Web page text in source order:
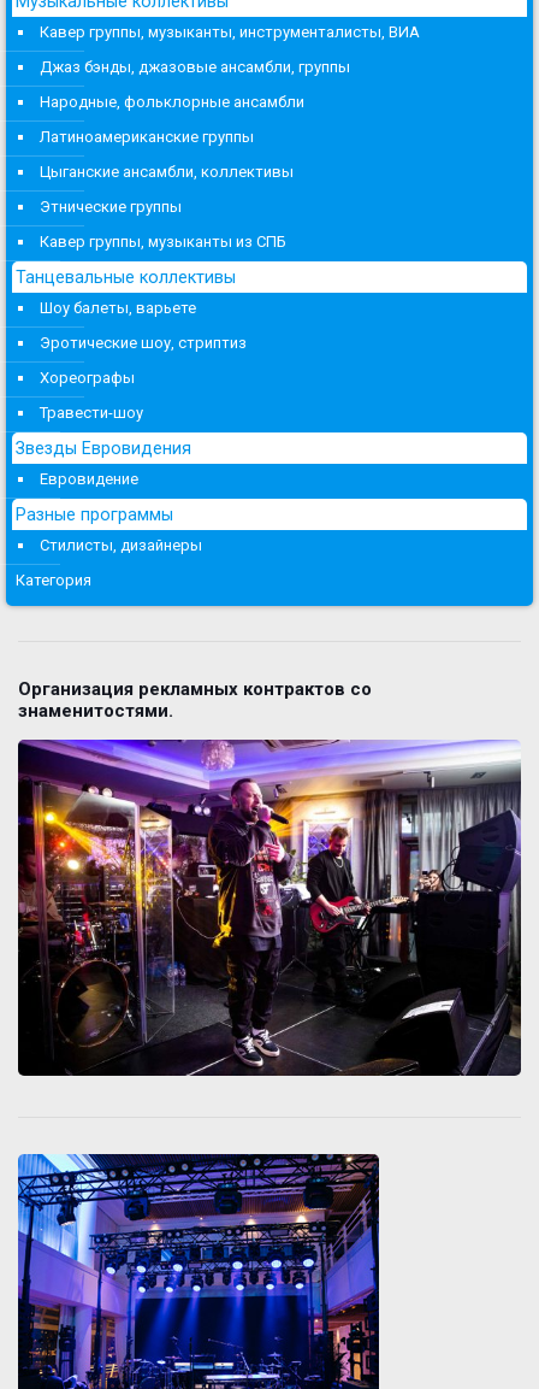
Кавер группы, музыканты, инструменталисты, ВИА
Джаз бэнды, джазовые ансамбли, группы
Народные, фольклорные ансамбли
Латиноамериканские группы
Цыганские ансамбли, коллективы
Этнические группы
Кавер группы, музыканты из СПБ
Танцевальные коллективы
Шоу балеты, варьете
Эротические шоу, стриптиз
Хореографы
Травести-шоу
Звезды Евровидения
Евровидение
Разные программы
Стилисты, дизайнеры
Категория
Организация рекламных контрактов со
знаменитостями.